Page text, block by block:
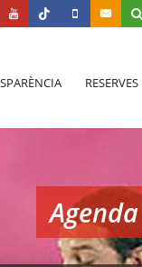
RESERVES
Agenda